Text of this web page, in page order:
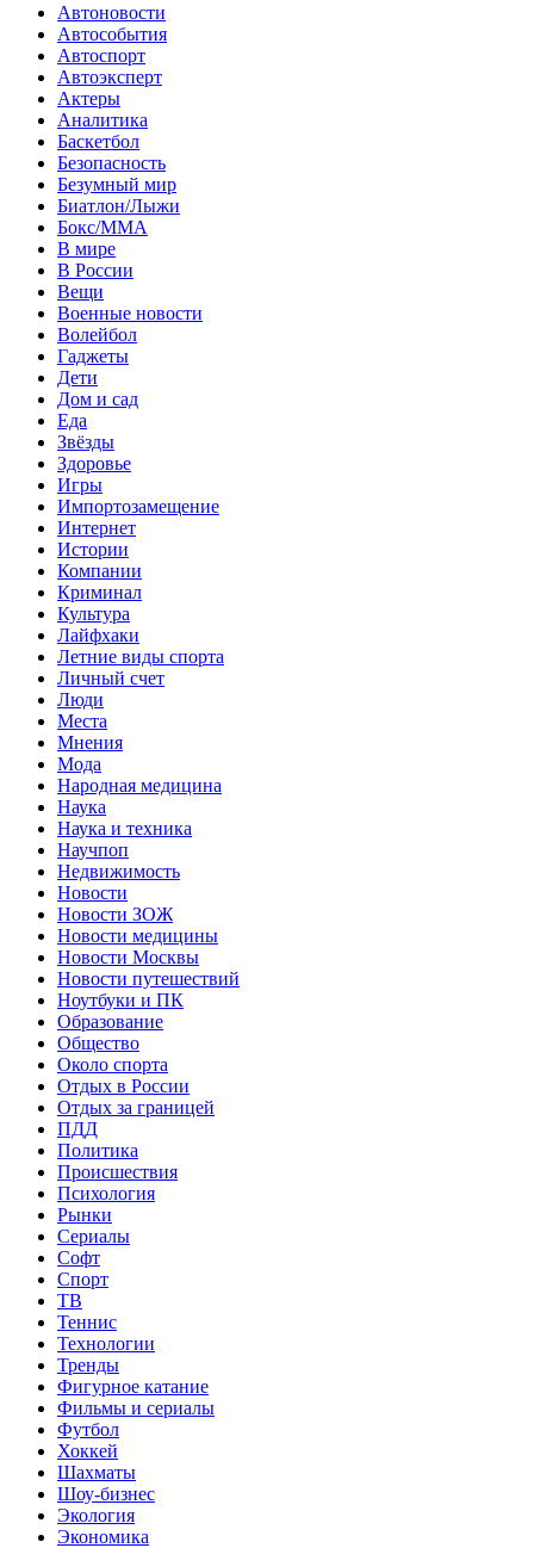
Автоновости
Автособытия
Автоспорт
Автоэксперт
Актеры
Аналитика
Баскетбол
Безопасность
Безумный мир
Биатлон/Лыжи
Бокс/MMA
В мире
В России
Вещи
Военные новости
Волейбол
Гаджеты
Дети
Дом и сад
Еда
Звёзды
Здоровье
Игры
Импортозамещение
Интернет
Истории
Компании
Криминал
Культура
Лайфхаки
Летние виды спорта
Личный счет
Люди
Места
Мнения
Мода
Народная медицина
Наука
Наука и техника
Научпоп
Недвижимость
Новости
Новости ЗОЖ
Новости медицины
Новости Москвы
Новости путешествий
Ноутбуки и ПК
Образование
Общество
Около спорта
Отдых в России
Отдых за границей
ПДД
Политика
Происшествия
Психология
Рынки
Сериалы
Софт
Спорт
ТВ
Теннис
Технологии
Тренды
Фигурное катание
Фильмы и сериалы
Футбол
Хоккей
Шахматы
Шоу-бизнес
Экология
Экономика